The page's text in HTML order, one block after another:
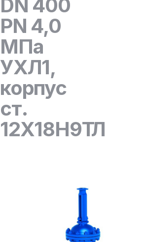
DN 400
PN 4,0
МПа
УХЛ1,
корпус
ст.
12Х18Н9ТЛ